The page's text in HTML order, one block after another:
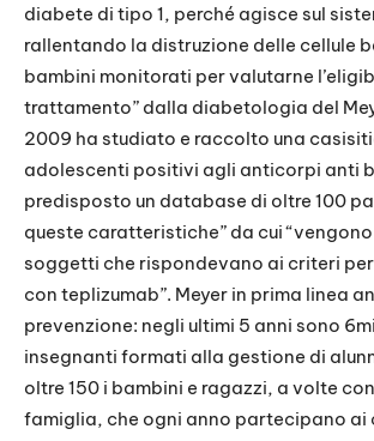
diabete di tipo 1, perché agisce sul
rallentando la distruzione delle cellule
bambini monitorati per valutarne
trattamento” dalla diabetologia del
2009 ha studiato e raccolto una
adolescenti positivi agli anticorpi anti
predisposto un database di oltre 100
queste caratteristiche” da cui
soggetti che rispondevano ai criteri
con teplizumab”. Meyer in prima linea
prevenzione: negli ultimi 5 anni sono
insegnanti formati alla gestione di
oltre 150 i bambini e ragazzi, a volte
famiglia, che ogni anno partecipano ai